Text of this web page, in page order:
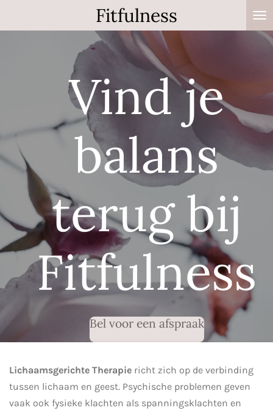
direct
Fitfulness
Vind je
balans
terug bij
Fitfulness
Bel voor een afspraak
Lichaamsgerichte Therapie richt zich op de verbinding
tussen lichaam en geest. Psychische problemen geven
vaak ook fysieke klachten als spanningsklachten en